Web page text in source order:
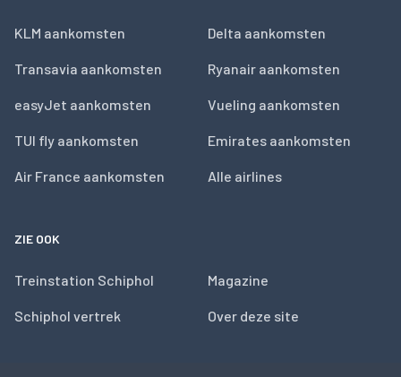
KLM aankomsten
Transavia aankomsten
easyJet aankomsten
TUI fly aankomsten
Air France aankomsten
Delta aankomsten
Ryanair aankomsten
Vueling aankomsten
Emirates aankomsten
Alle airlines
ZIE OOK
Treinstation Schiphol
Schiphol vertrek
Magazine
Over deze site